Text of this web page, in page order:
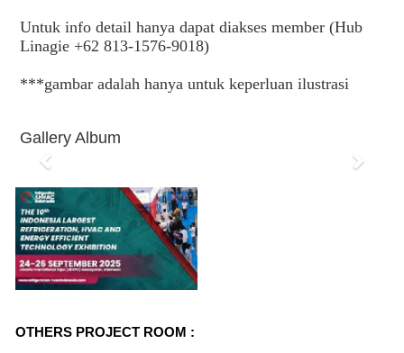
OTHERS PROJECT ROOM :
Untuk info detail hanya dapat diakses member (Hub
Linagie +62 813-1576-9018)
***gambar adalah hanya untuk keperluan ilustrasi
Gallery Album
P
r
e
v
i
u
N